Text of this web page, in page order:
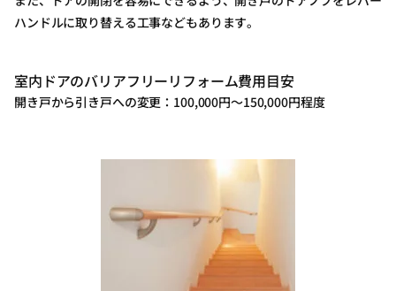
ハンドルに取り替える工事などもあります。
室内ドアのバリアフリーリフォーム費用目安
開き戸から引き戸への変更：100,000円～150,000円程度